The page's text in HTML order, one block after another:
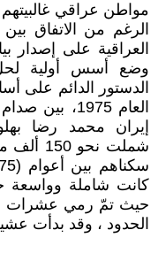
مواطن عراقي
الرغم من الاتفاق
وضع أسس أولية لحلّ
العام 1975،
إيران محمد رضا
شملت
كانت شاملة وواسعة
حيث تمّ رمي عشرات
الحدود ، وقد بدأت